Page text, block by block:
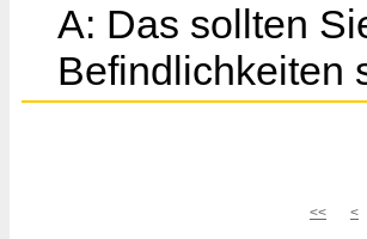
A: Das sollten
Befindlichkeiten
<< <